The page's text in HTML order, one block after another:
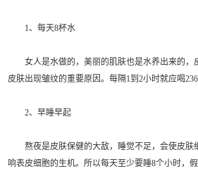
1、每天8杯水
女人是水做的，美丽的肌肤也是水养出来的，
皮肤出现皱纹的重要原因。每隔1到2小时就应喝
2、早睡早起
熬夜是皮肤保健的大敌，睡觉不足，会使皮肤
响表皮细胞的生机。所以每天至少要睡8个小时，